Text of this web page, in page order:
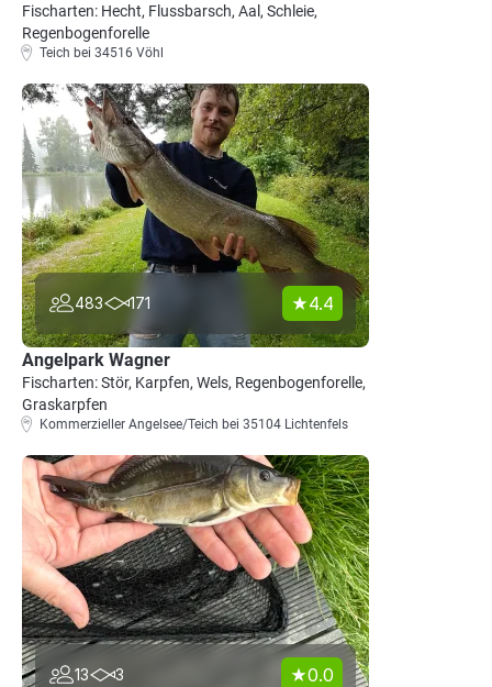
Fischarten: Hecht, Flussbarsch, Aal, Schleie,
Regenbogenforelle
Teich bei 34516 Vöhl
483 171 4.4
Angelpark Wagner
Fischarten: Stör, Karpfen, Wels, Regenbogenforelle,
Graskarpfen
Kommerzieller Angelsee/Teich bei 35104 Lichtenfels
13 3 0.0